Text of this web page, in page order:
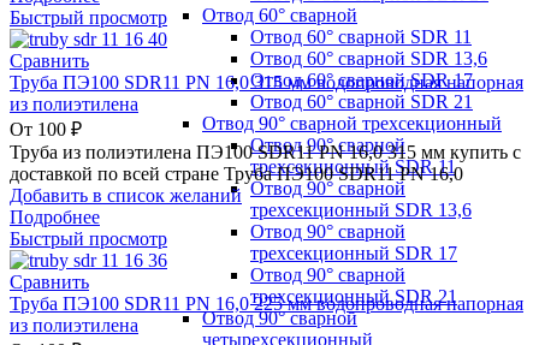
Отвод 60° сварной
Отвод 60° сварной SDR 11
Отвод 60° сварной SDR 13,6
Отвод 60° сварной SDR 17
Отвод 60° сварной SDR 21
Отвод 90° сварной трехсекционный
Отвод 90° сварной
трехсекционный SDR 11
Отвод 90° сварной
трехсекционный SDR 13,6
Отвод 90° сварной
трехсекционный SDR 17
Отвод 90° сварной
трехсекционный SDR 21
Отвод 90° сварной
четырехсекционный
Быстрый просмотр
Сравнить
Труба ПЭ100 SDR11 PN 16,0 315 мм водопроводная напорная
из полиэтилена
От 100 ₽
Труба из полиэтилена ПЭ100 SDR11 PN 16,0 315 мм купить с
доставкой по всей стране Труба ПЭ100 SDR11 PN 16,0
Добавить в список желаний
Подробнее
Быстрый просмотр
Сравнить
Труба ПЭ100 SDR11 PN 16,0 225 мм водопроводная напорная
из полиэтилена